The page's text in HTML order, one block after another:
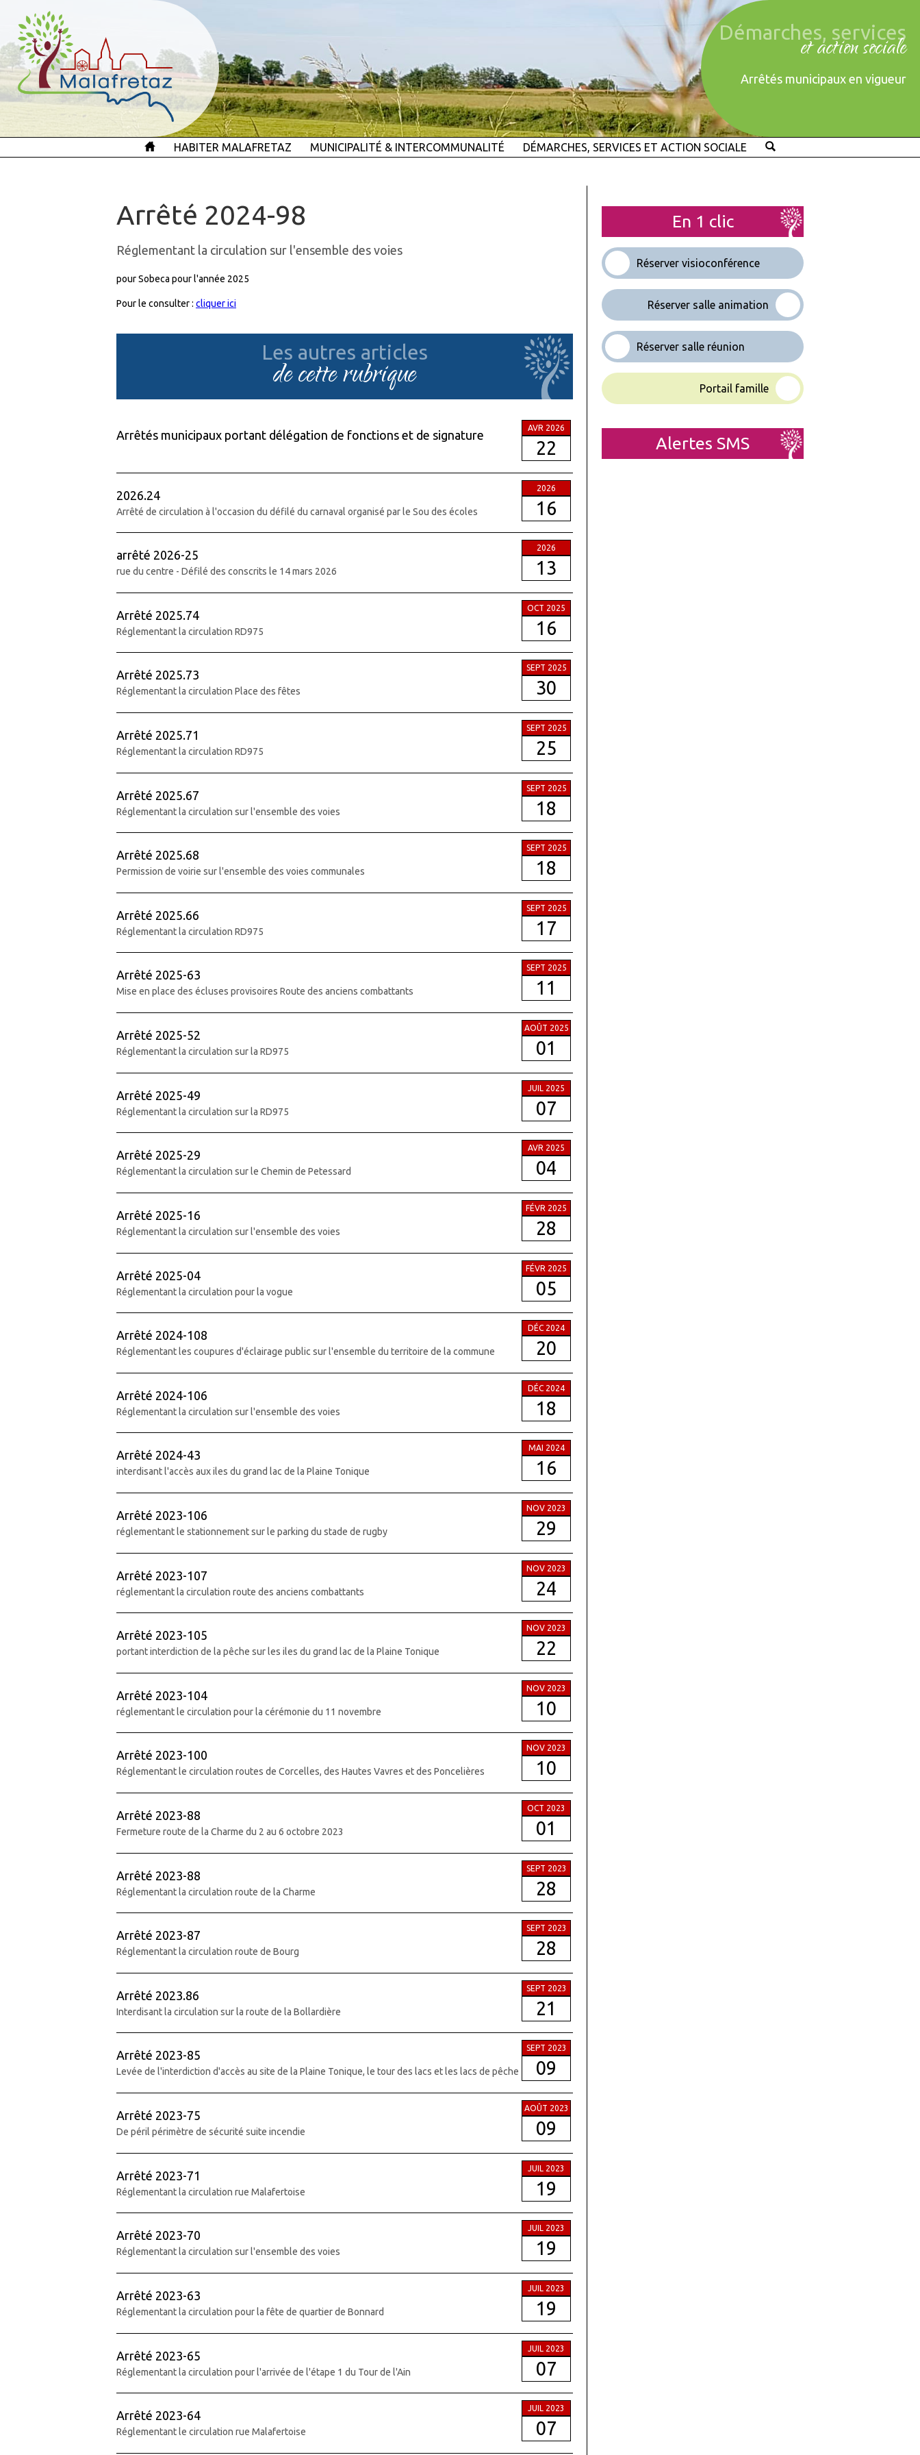
Démarches, services
et action sociale
Arrêtés municipaux en vigueur
HABITER MALAFRETAZ MUNICIPALITÉ & INTERCOMMUNALITÉ DÉMARCHES, SERVICES ET ACTION SOCIALE
Arrêté 2024-98
Réglementant la circulation sur l'ensemble des voies
pour Sobeca pour l'année 2025
Pour le consulter : cliquer ici
Les autres articles
de cette rubrique
Arrêtés municipaux portant délégation de fonctions et de signature
AVR 2026
22
2026.24
Arrêté de circulation à l'occasion du défilé du carnaval organisé par le Sou des écoles
2026
16
arrêté 2026-25
rue du centre - Défilé des conscrits le 14 mars 2026
2026
13
Arrêté 2025.74
Réglementant la circulation RD975
OCT 2025
16
Arrêté 2025.73
Réglementant la circulation Place des fêtes
SEPT 2025
30
Arrêté 2025.71
Réglementant la circulation RD975
SEPT 2025
25
Arrêté 2025.67
Réglementant la circulation sur l'ensemble des voies
SEPT 2025
18
Arrêté 2025.68
Permission de voirie sur l'ensemble des voies communales
SEPT 2025
18
Arrêté 2025.66
Réglementant la circulation RD975
SEPT 2025
17
Arrêté 2025-63
Mise en place des écluses provisoires Route des anciens combattants
SEPT 2025
11
Arrêté 2025-52
Réglementant la circulation sur la RD975
AOÛT 2025
01
Arrêté 2025-49
Réglementant la circulation sur la RD975
JUIL 2025
07
Arrêté 2025-29
Réglementant la circulation sur le Chemin de Petessard
AVR 2025
04
Arrêté 2025-16
Réglementant la circulation sur l'ensemble des voies
FÉVR 2025
28
Arrêté 2025-04
Réglementant la circulation pour la vogue
FÉVR 2025
05
Arrêté 2024-108
Réglementant les coupures d'éclairage public sur l'ensemble du territoire de la commune
DÉC 2024
20
Arrêté 2024-106
Réglementant la circulation sur l'ensemble des voies
DÉC 2024
18
Arrêté 2024-43
interdisant l'accès aux iles du grand lac de la Plaine Tonique
MAI 2024
16
Arrêté 2023-106
réglementant le stationnement sur le parking du stade de rugby
NOV 2023
29
Arrêté 2023-107
réglementant la circulation route des anciens combattants
NOV 2023
24
Arrêté 2023-105
portant interdiction de la pêche sur les iles du grand lac de la Plaine Tonique
NOV 2023
22
Arrêté 2023-104
réglementant le circulation pour la cérémonie du 11 novembre
NOV 2023
10
Arrêté 2023-100
Réglementant le circulation routes de Corcelles, des Hautes Vavres et des Poncelières
NOV 2023
10
Arrêté 2023-88
Fermeture route de la Charme du 2 au 6 octobre 2023
OCT 2023
01
Arrêté 2023-88
Réglementant la circulation route de la Charme
SEPT 2023
28
Arrêté 2023-87
Réglementant la circulation route de Bourg
SEPT 2023
28
Arrêté 2023.86
Interdisant la circulation sur la route de la Bollardière
SEPT 2023
21
Arrêté 2023-85
Levée de l'interdiction d'accès au site de la Plaine Tonique, le tour des lacs et les lacs de pêche
SEPT 2023
09
Arrêté 2023-75
De péril périmètre de sécurité suite incendie
AOÛT 2023
09
Arrêté 2023-71
Réglementant la circulation rue Malafertoise
JUIL 2023
19
Arrêté 2023-70
Réglementant la circulation sur l'ensemble des voies
JUIL 2023
19
Arrêté 2023-63
Réglementant la circulation pour la fête de quartier de Bonnard
JUIL 2023
19
Arrêté 2023-65
Réglementant la circulation pour l'arrivée de l'étape 1 du Tour de l'Ain
JUIL 2023
07
Arrêté 2023-64
Réglementant le circulation rue Malafertoise
JUIL 2023
07
En 1 clic
Réserver visioconférence
Réserver salle animation
Réserver salle réunion
Portail famille
Alertes SMS